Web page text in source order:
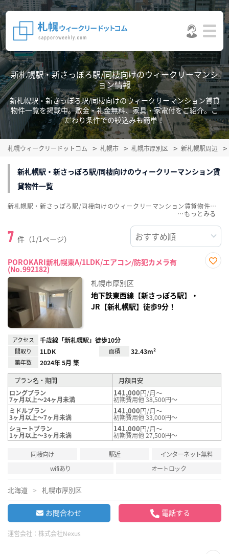
新札幌駅・新さっぽろ駅/同棲向けのウィークリーマンシ
ョン情報
新札幌駅・新さっぽろ駅/同棲向けのウィークリーマンション賃貸
物件一覧を掲載中。敷金・礼金無料、家具・家電付をご紹介。こ
だわり条件での絞込みも簡単！
札幌ウィークリードットコム 札幌市 札幌市厚別区 新札幌駅周辺
新札幌駅・新さっぽろ駅/同棲向けのウィークリーマンション賃
貸物件一覧
7 件（1/1ページ）
POROKARI新札幌東A/1LDK/エアコン/防犯カメラ有
(No.992182)
札幌市厚別区
地下鉄東西線【新さっぽろ駅】・
JR【新札幌駅】徒歩9分！
アクセス 千歳線「新札幌駅」徒歩10分
間取り 1LDK 面積 32.43m²
築年数 2024年 5月 築
プラン名・期間
月額目安
ロングプラン
7ヶ月以上～24ヶ月未満
141,000円/月～
初期費用他 38,500円～
ミドルプラン
3ヶ月以上～7ヶ月未満
141,000円/月～
初期費用他 33,000円～
ショートプラン
1ヶ月以上～3ヶ月未満
141,000円/月～
初期費用他 27,500円～
同棲向け 駅近
インターネット無料
wifiあり
オートロック
北海道 札幌市厚別区
お問合わせ 電話する
運営会社： 株式会社Nexus
新札幌駅・新さっぽろ駅/同棲向けのウィークリーマンション賃貸物件一覧を掲載中。敷金・礼金無料、家具・家電付をご紹介。こだわり条件での絞込みも簡単！
…